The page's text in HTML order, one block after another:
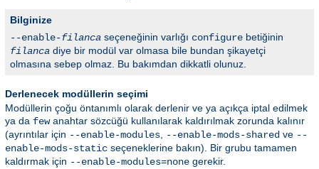
Bilginize
--enable-filanca seçeneğinin varlığı configure betiğinin
filanca diye bir modül var olmasa bile bundan şikayetçi
olmasına sebep olmaz. Bu bakımdan dikkatli olunuz.
Derlenecek modüllerin seçimi
Modüllerin çoğu öntanımlı olarak derlenir ve ya açıkça iptal edilmek
ya da fewanahtar sözcüğü kullanılarak kaldırılmak zorunda kalınır
(ayrıntılar için --enable-modules, --enable-mods-shared ve --
enable-mods-static seçeneklerine bakın). Bir grubu tamamen
kaldırmak için --enable-modules=none gerekir.